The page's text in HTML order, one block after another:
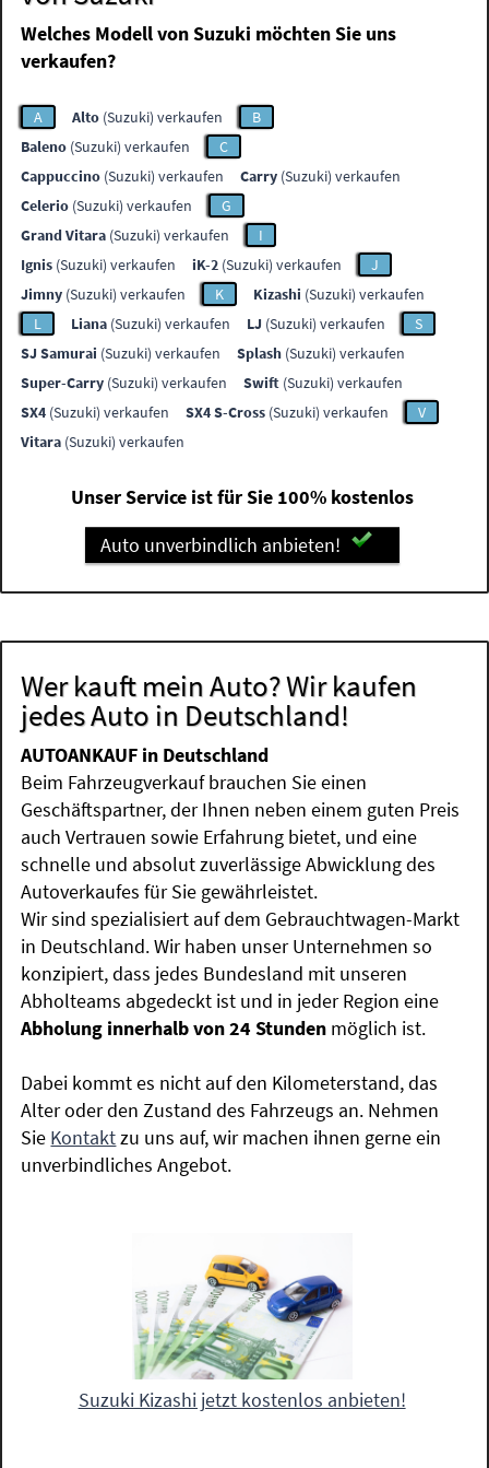
Welches Modell von Suzuki möchten Sie uns
verkaufen?
A Alto (Suzuki) verkaufen
B
Baleno (Suzuki) verkaufen
C
Cappuccino (Suzuki) verkaufen Carry (Suzuki) verkaufen
Celerio (Suzuki) verkaufen
G
Grand Vitara (Suzuki) verkaufen
I
Ignis (Suzuki) verkaufen iK-2 (Suzuki) verkaufen
J
Jimny (Suzuki) verkaufen K Kizashi (Suzuki) verkaufen
L
Liana (Suzuki) verkaufen LJ (Suzuki) verkaufen
S
SJ Samurai (Suzuki) verkaufen Splash (Suzuki) verkaufen
Super-Carry (Suzuki) verkaufen Swift (Suzuki) verkaufen
SX4 (Suzuki) verkaufen SX4 S-Cross (Suzuki) verkaufen
V
Vitara (Suzuki) verkaufen
Unser Service ist für Sie 100% kostenlos
Auto unverbindlich anbieten!
Wer kauft mein Auto? Wir kaufen
jedes Auto in Deutschland!
AUTOANKAUF in Deutschland
Beim Fahrzeugverkauf brauchen Sie einen
Geschäftspartner, der Ihnen neben einem guten Preis
auch Vertrauen sowie Erfahrung bietet, und eine
schnelle und absolut zuverlässige Abwicklung des
Autoverkaufes für Sie gewährleistet.
Wir sind spezialisiert auf dem Gebrauchtwagen-Markt
in Deutschland. Wir haben unser Unternehmen so
konzipiert, dass jedes Bundesland mit unseren
Abholteams abgedeckt ist und in jeder Region eine
Abholung innerhalb von 24 Stunden möglich ist.
Dabei kommt es nicht auf den Kilometerstand, das
Alter oder den Zustand des Fahrzeugs an. Nehmen
Sie Kontaktzu uns auf, wir machen ihnen gerne ein
unverbindliches Angebot.
Suzuki Kizashi jetzt kostenlos anbieten!